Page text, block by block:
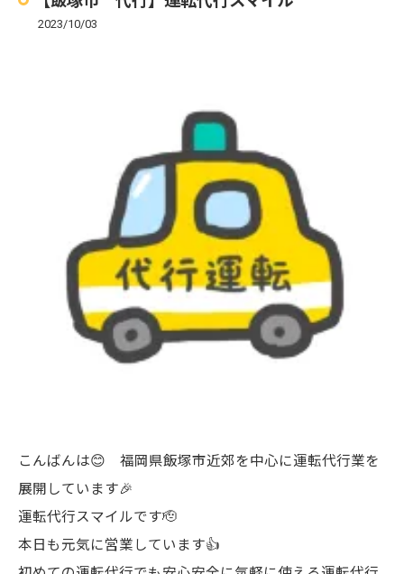
2023/10/03
こんばんは😊 福岡県飯塚市近郊を中心に運転代行業を
展開しています🎉
運転代行スマイルです🫡
本日も元気に営業しています👍